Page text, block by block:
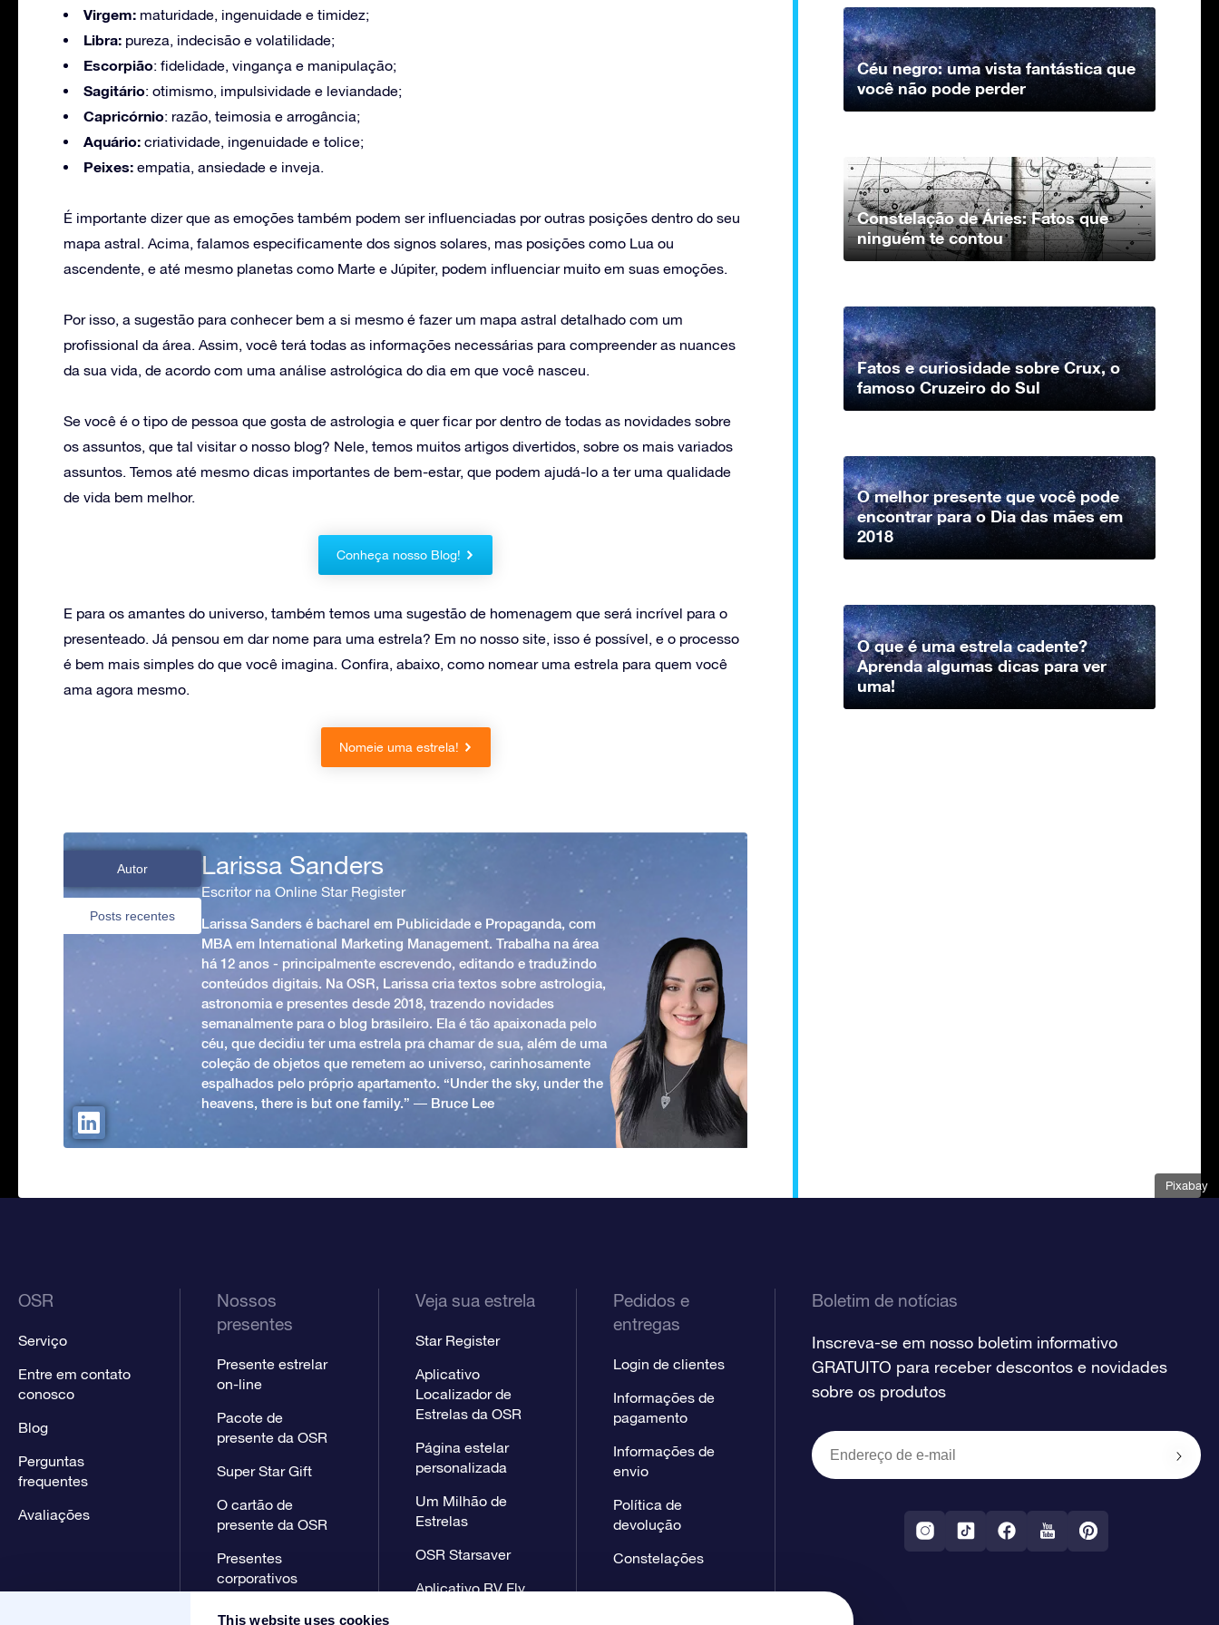
This website uses cookies
Pixabay
Virgem: maturidade, ingenuidade e timidez;
Libra: pureza, indecisão e volatilidade;
Escorpião: fidelidade, vingança e manipulação;
Sagitário: otimismo, impulsividade e leviandade;
Capricórnio: razão, teimosia e arrogância;
Aquário: criatividade, ingenuidade e tolice;
Peixes: empatia, ansiedade e inveja.
É importante dizer que as emoções também podem ser influenciadas por outras posições dentro do seu
mapa astral. Acima, falamos especificamente dos signos solares, mas posições como Lua ou
ascendente, e até mesmo planetas como Marte e Júpiter, podem influenciar muito em suas emoções.
Por isso, a sugestão para conhecer bem a si mesmo é fazer um mapa astral detalhado com um
profissional da área. Assim, você terá todas as informações necessárias para compreender as nuances
da sua vida, de acordo com uma análise astrológica do dia em que você nasceu.
Se você é o tipo de pessoa que gosta de astrologia e quer ficar por dentro de todas as novidades sobre
os assuntos, que tal visitar o nosso blog? Nele, temos muitos artigos divertidos, sobre os mais variados
assuntos. Temos até mesmo dicas importantes de bem-estar, que podem ajudá-lo a ter uma qualidade
de vida bem melhor.
Conheça nosso Blog!
E para os amantes do universo, também temos uma sugestão de homenagem que será incrível para o
presenteado. Já pensou em dar nome para uma estrela? Em no nosso site, isso é possível, e o processo
é bem mais simples do que você imagina. Confira, abaixo, como nomear uma estrela para quem você
ama agora mesmo.
Nomeie uma estrela!
Autor
Posts recentes
Larissa Sanders
Escritor na Online Star Register
Larissa Sanders é bacharel em Publicidade e Propaganda, com
MBA em International Marketing Management. Trabalha na área
há 12 anos - principalmente escrevendo, editando e traduzindo
conteúdos digitais. Na OSR, Larissa cria textos sobre astrologia,
astronomia e presentes desde 2018, trazendo novidades
semanalmente para o blog brasileiro. Ela é tão apaixonada pelo
céu, que decidiu ter uma estrela pra chamar de sua, além de uma
coleção de objetos que remetem ao universo, carinhosamente
espalhados pelo próprio apartamento. “Under the sky, under the
heavens, there is but one family.” ― Bruce Lee
Céu negro: uma vista fantástica que
você não pode perder
Constelação de Áries: Fatos que
ninguém te contou
Fatos e curiosidade sobre Crux, o
famoso Cruzeiro do Sul
O melhor presente que você pode
encontrar para o Dia das mães em
2018
O que é uma estrela cadente?
Aprenda algumas dicas para ver
uma!
OSR
Serviço
Entre em contato
conosco
Blog
Perguntas
frequentes
Avaliações
Nossos
presentes
Presente estrelar
on-line
Pacote de
presente da OSR
Super Star Gift
O cartão de
presente da OSR
Presentes
corporativos
Veja sua estrela
Star Register
Aplicativo
Localizador de
Estrelas da OSR
Página estelar
personalizada
Um Milhão de
Estrelas
OSR Starsaver
Aplicativo RV Fly
Pedidos e
entregas
Login de clientes
Informações de
pagamento
Informações de
envio
Política de
devolução
Constelações
Boletim de notícias
Inscreva-se em nosso boletim informativo
GRATUITO para receber descontos e novidades
sobre os produtos